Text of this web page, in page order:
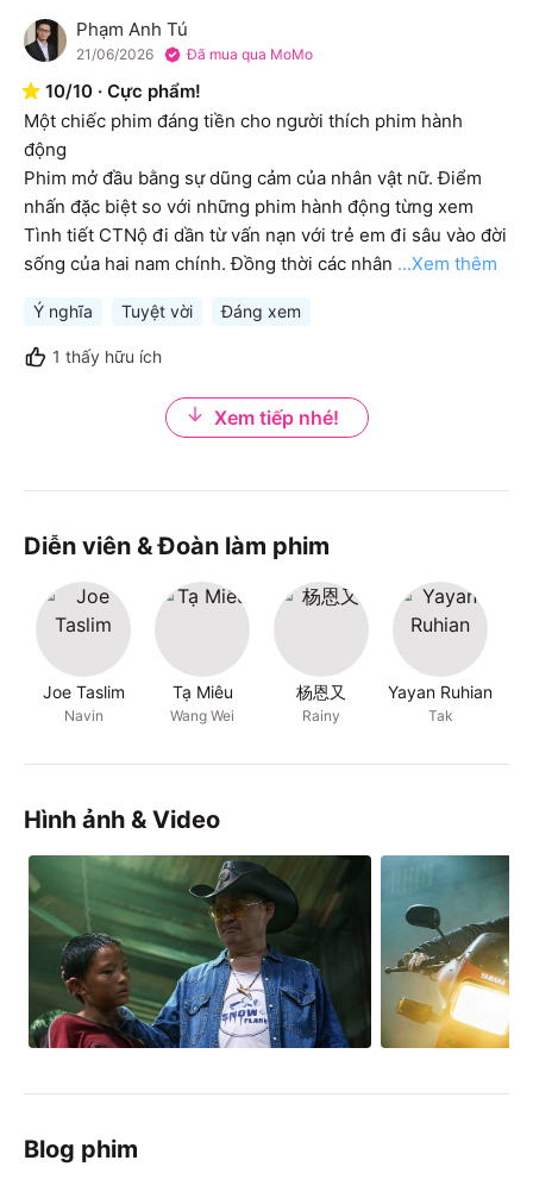
P Phạm Anh Tú
21/06/2026 Đã mua qua MoMo
10/10 · Cực phẩm!
Một chiếc phim đáng tiền cho người thích phim hành
động
Phim mở đầu bằng sự dũng cảm của nhân vật nữ. Điểm
nhấn đặc biệt so với những phim hành động từng xem
Tình tiết CTNộ đi dần từ vấn nạn với trẻ em đi sâu vào đời
sống của hai nam chính. Đồng thời các nhân ...Xem thêm
Ý nghĩa Tuyệt vời Đáng xem
1 thấy hữu ích
Xem tiếp nhé!
Diễn viên & Đoàn làm phim
Joe Taslim
Navin
Tạ Miêu
Wang Wei
杨恩又
Rainy
Yayan Ruhian
Tak
Hình ảnh & Video
Blog phim